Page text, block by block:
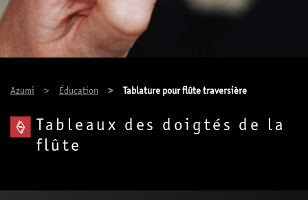
Azumi
Éducation Tablature pour flûte traversière
Tableaux des doigtés de la
flûte